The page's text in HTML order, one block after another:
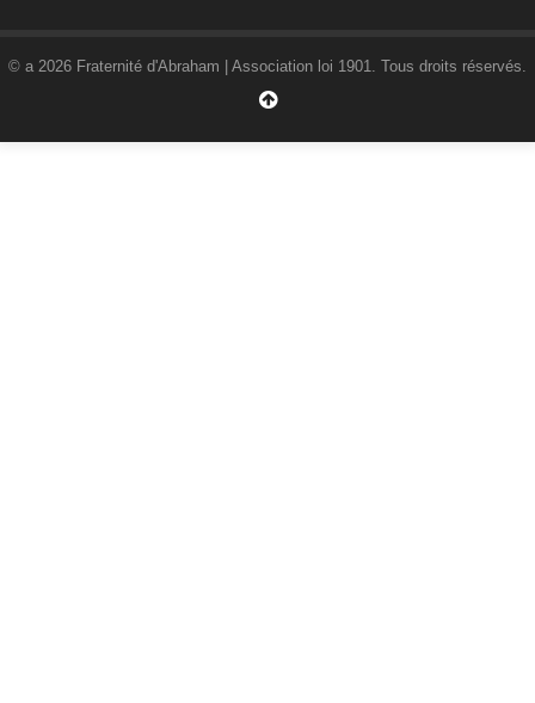
© a 2026 Fraternité d'Abraham | Association loi 1901. Tous droits réservés.